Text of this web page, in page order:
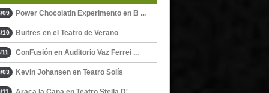
09 Power Chocolatin Experimento en B ...
10 Buitres en el Teatro de Verano
11 ConFusión en Auditorio Vaz Ferrei ...
03 Kevin Johansen en Teatro Solís
11